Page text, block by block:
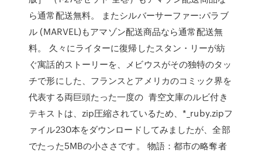
ら通常配送無料。 またシルバーサーファー:パラブ
ル (MARVEL)もアマゾン配送商品なら通常配送無
料。 久々にライターに復帰したスタン・リーが紡
ぐ寓話的ストーリーを、メビウスがその独特のタッ
チで形にした、フランスとアメリカのコミック界を
代表する両巨頭たった一度の 青空文庫のルビ付き
テキストは、zip圧縮されているため、*_ruby.zipフ
ァイル230本をダウンロードしてみましたが、全部
でたった5MBの小ささです。 物語：都市の略奪者